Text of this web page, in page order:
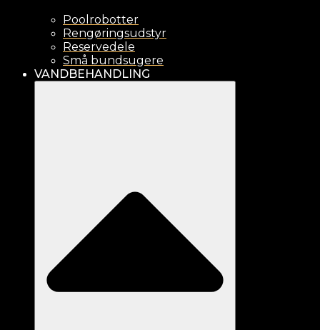
Poolrobotter
Rengøringsudstyr
Reservedele
Små bundsugere
VANDBEHANDLING